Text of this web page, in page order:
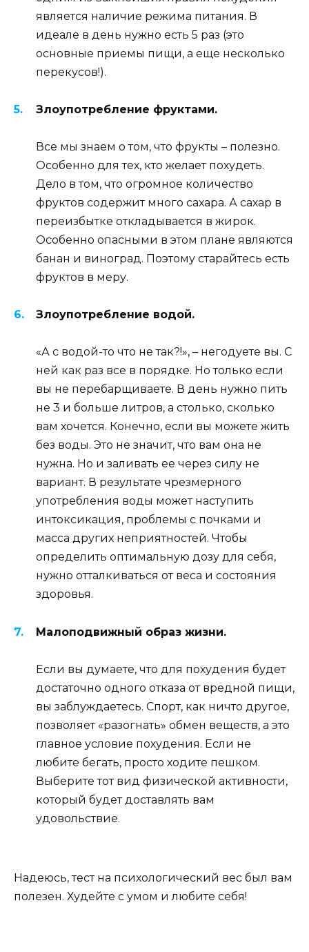
является наличие режима питания. В
идеале в день нужно есть 5 раз (это
основные приемы пищи, а еще несколько
перекусов!).
Злоупотребление фруктами.
Все мы знаем о том, что фрукты – полезно.
Особенно для тех, кто желает похудеть.
Дело в том, что огромное количество
фруктов содержит много сахара. А сахар в
переизбытке откладывается в жирок.
Особенно опасными в этом плане являются
банан и виноград. Поэтому старайтесь есть
фруктов в меру.
Злоупотребление водой.
«А с водой-то что не так?!», – негодуете вы. С
ней как раз все в порядке. Но только если
вы не перебарщиваете. В день нужно пить
не 3 и больше литров, а столько, сколько
вам хочется. Конечно, если вы можете жить
без воды. Это не значит, что вам она не
нужна. Но и заливать ее через силу не
вариант. В результате чрезмерного
употребления воды может наступить
интоксикация, проблемы с почками и
масса других неприятностей. Чтобы
определить оптимальную дозу для себя,
нужно отталкиваться от веса и состояния
здоровья.
Малоподвижный образ жизни.
Если вы думаете, что для похудения будет
достаточно одного отказа от вредной пищи,
вы заблуждаетесь. Спорт, как ничто другое,
позволяет «разогнать» обмен веществ, а это
главное условие похудения. Если не
любите бегать, просто ходите пешком.
Выберите тот вид физической активности,
который будет доставлять вам
удовольствие.
Надеюсь, тест на психологический вес был вам
полезен. Худейте с умом и любите себя!